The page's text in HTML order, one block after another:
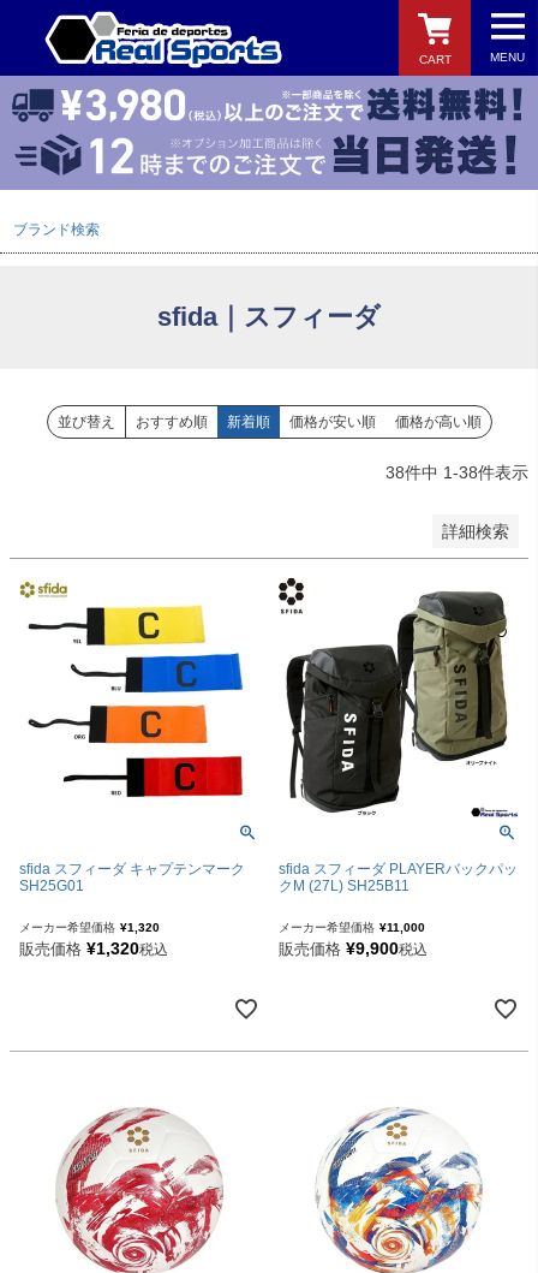
MENU
CART
ブランド検索
sfida｜スフィーダ
並び替え おすすめ順 新着順 価格が安い順 価格が高い順
38件中 1-38件表示
詳細検索
予約商品
並び順
価格が安い順
レビュー順
キーワードヒット順
sfida スフィーダ キャプテンマーク
SH25G01
メーカー希望価格 ¥1,320
販売価格 ¥1,320税込
sfida スフィーダ PLAYERバックパッ
クM (27L) SH25B11
メーカー希望価格 ¥11,000
販売価格 ¥9,900税込